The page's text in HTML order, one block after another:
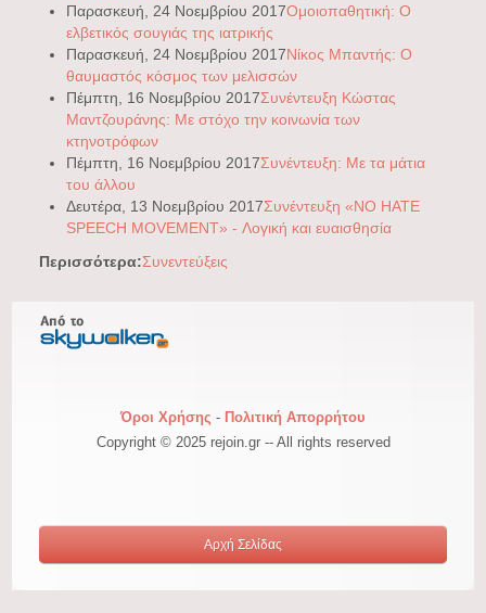
Παρασκευή, 24 Νοεμβρίου 2017Ομοιοπαθητική: Ο
ελβετικός σουγιάς της ιατρικής
Παρασκευή, 24 Νοεμβρίου 2017Νίκος Μπαντής: Ο
θαυμαστός κόσμος των μελισσών
Πέμπτη, 16 Νοεμβρίου 2017Συνέντευξη Κώστας
Μαντζουράνης: Με στόχο την κοινωνία των
κτηνοτρόφων
Πέμπτη, 16 Νοεμβρίου 2017Συνέντευξη: Με τα μάτια
του άλλου
Δευτέρα, 13 Νοεμβρίου 2017Συνέντευξη «NO HATE
SPEECH MOVEMENT» - Λογική και ευαισθησία
Περισσότερα:Συνεντεύξεις
Όροι Χρήσης - Πολιτική Απορρήτου
Copyright © 2025 rejoin.gr -- All rights reserved
Αρχή Σελίδας